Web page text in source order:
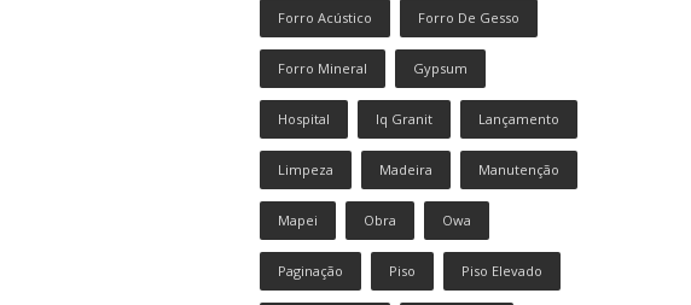
Forro Acústico Forro De Gesso
Forro Mineral Gypsum
Hospital Iq Granit Lançamento
Limpeza Madeira Manutenção
Mapei Obra Owa
Paginação Piso Piso Elevado